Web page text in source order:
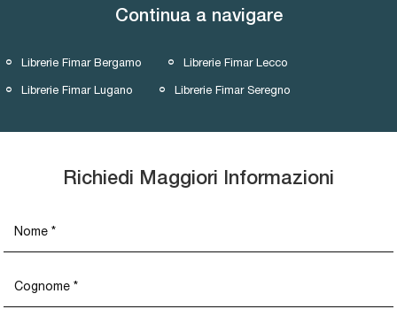
Continua a navigare
Librerie Fimar Bergamo Librerie Fimar Lecco
Librerie Fimar Lugano Librerie Fimar Seregno
Richiedi Maggiori Informazioni